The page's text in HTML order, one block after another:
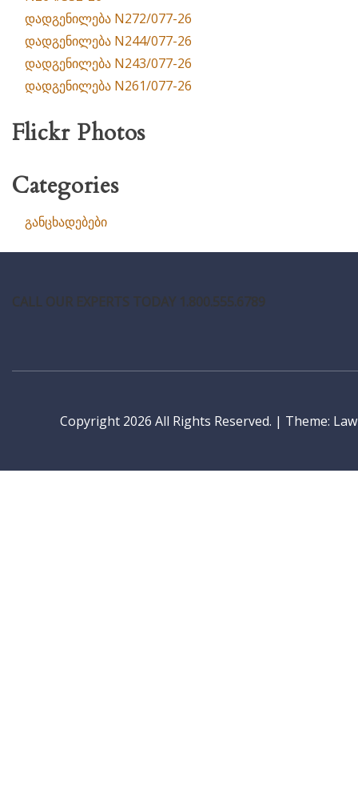
დადგენილება N272/077-26
დადგენილება N244/077-26
დადგენილება N243/077-26
დადგენილება N261/077-26
Flickr Photos
Categories
განცხადებები
CALL OUR EXPERTS TODAY 1.800.555.6789
Copyright 2026 All Rights Reserved. | Theme: